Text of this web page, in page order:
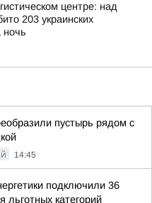
центре: над
203 украинских
ночь
пустырь рядом с
14:45
подключили 36
льготных категорий